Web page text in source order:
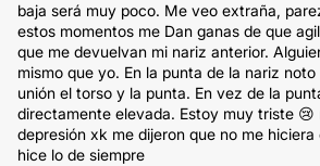
baja será muy poco. Me veo extraña,
estos momentos me Dan ganas de que
que me devuelvan mi nariz anterior.
mismo que yo. En la punta de la nariz
unión el torso y la punta. En vez de la
directamente elevada. Estoy muy triste 😢
depresión xk me dijeron que no me
hice lo de siempre